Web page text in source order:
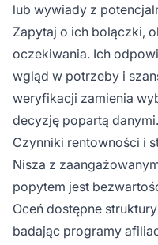
lub wywiady z
Zapytaj o ich bolączki,
oczekiwania. Ich
wgląd w potrzeby i
weryfikacji zamienia
decyzję popartą danymi.
Czynniki rentowności i
Nisza z
popytem jest
Oceń dostępne struktury
badając programy